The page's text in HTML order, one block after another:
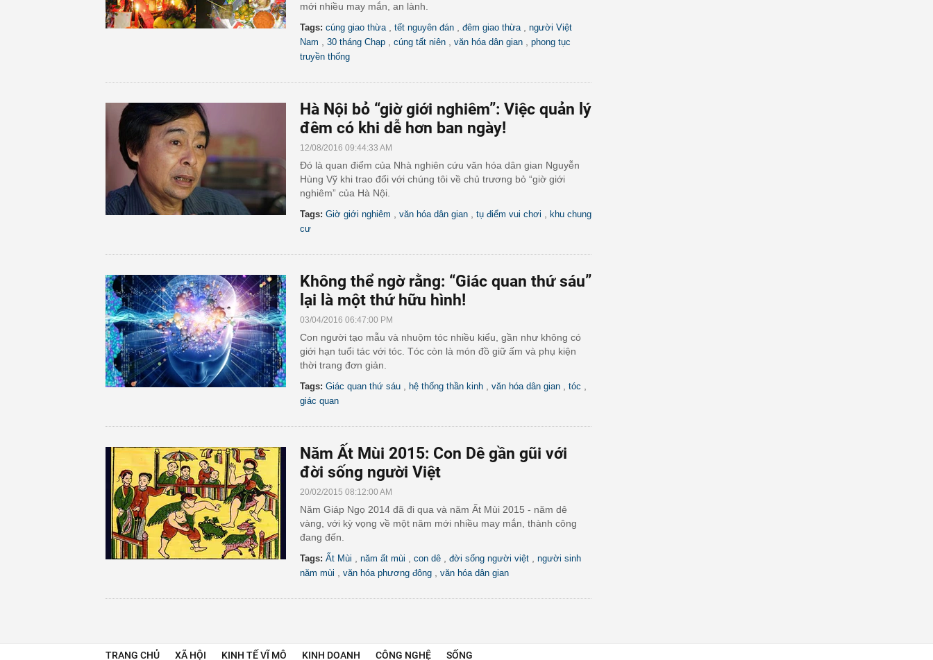
mới nhiều may mắn, an lành.
Tags: cúng giao thừa tết nguyên đán đêm giao thừa
người Việt
Nam
30 tháng Chạp cúng tất niên văn hóa dân gian
phong tục
truyền thống
Hà Nội bỏ “giờ giới nghiêm”: Việc quản lý
đêm có khi dễ hơn ban ngày!
12/08/2016 09:44:33 AM
Đó là quan điểm của Nhà nghiên cứu văn hóa dân gian Nguyễn
Hùng Vỹ khi trao đổi với chúng tôi về chủ trương bỏ “giờ giới
nghiêm” của Hà Nội.
Tags: Giờ giới nghiêm văn hóa dân gian tụ điểm vui chơi
khu chung
cư
Không thể ngờ rằng: “Giác quan thứ sáu”
lại là một thứ hữu hình!
03/04/2016 06:47:00 PM
Con người tạo mẫu và nhuộm tóc nhiều kiểu, gần như không có
giới hạn tuổi tác với tóc. Tóc còn là món đồ giữ ấm và phụ kiện
thời trang đơn giản.
Tags: Giác quan thứ sáu hệ thống thần kinh văn hóa dân gian tóc
giác quan
Năm Ất Mùi 2015: Con Dê gần gũi với
đời sống người Việt
20/02/2015 08:12:00 AM
Năm Giáp Ngọ 2014 đã đi qua và năm Ất Mùi 2015 - năm dê
vàng, với kỳ vọng về một năm mới nhiều may mắn, thành công
đang đến.
Tags: Ất Mùi năm ất mùi con dê đời sống người việt
người sinh
năm mùi
văn hóa phương đông văn hóa dân gian
TRANG CHỦ XÃ HỘI KINH TẾ VĨ MÔ KINH DOANH CÔNG NGHỆ SỐNG